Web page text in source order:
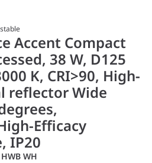
Accent Compact
38 W, D125
K, CRI>90, High-
reflector Wide
Efficacy
IP20
WH